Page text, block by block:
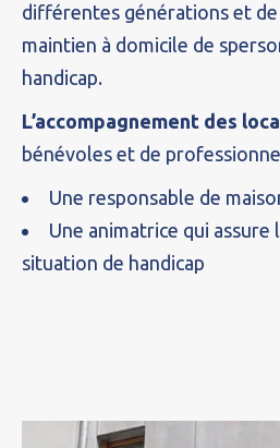
différentes générations et
maintien à domicile de
handicap.
L’accompagnement des
bénévoles et de
Une responsable de
Une animatrice qui assure
situation de handicap